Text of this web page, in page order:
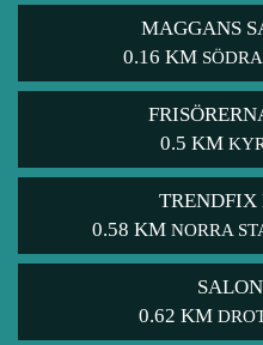
MAGGANS
0.16 KM
0.5 KM
TRENDFIX
0.58 KM NORRA
0.62 KM